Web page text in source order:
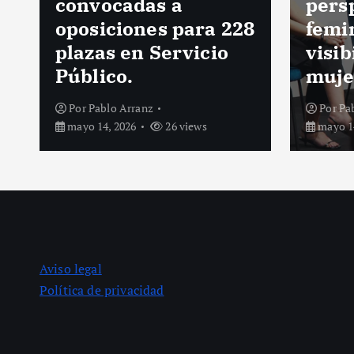
feminista y
visibilizar a las
mujeres creadoras.
PorPablo Arranz
mayo 14, 2026
28 views
Por
mayo
Aviso legal
Política de privacidad